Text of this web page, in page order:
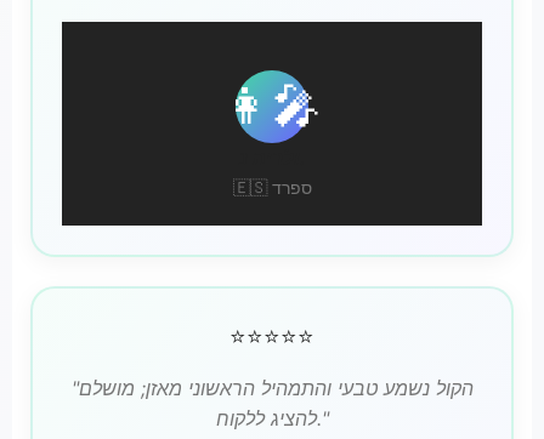
👩‍🎤
🇪🇸 ספרד
⭐⭐⭐⭐⭐
"הקול נשמע טבעי והתמהיל הראשוני מאזן; מושלם
להציג ללקוח."